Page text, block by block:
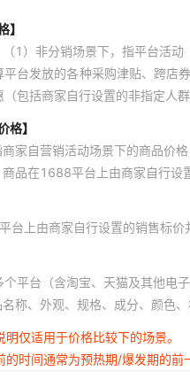
】
（1）非分销场景下，指平台活
平台发放的各种采购津贴、跨店
（包括商家自行设置的非指定人
格】
商家自营销活动场景下的商品价
商品在1688平台上由商家自行设
台上由商家自行设置的销售标价
平台（含淘宝、天猫及其他电
称、外观、规格、成分、颜色
明仅适用于价格比较下的场景。
的时间通常为预热期/爆发期的